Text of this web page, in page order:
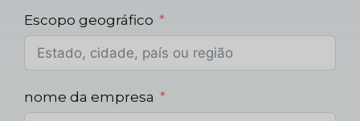
Escopo geográfico
nome da empresa